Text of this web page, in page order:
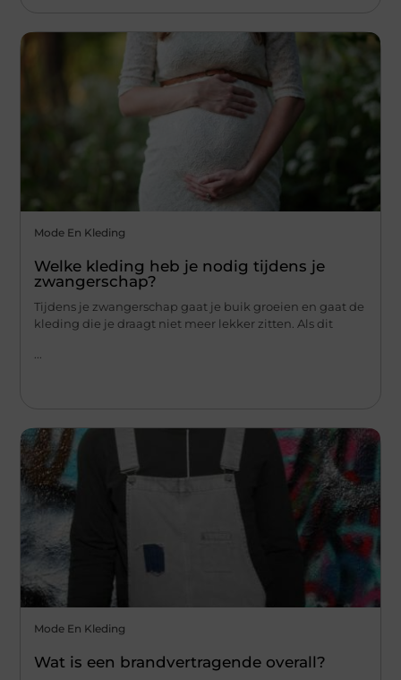
Mode En Kleding
Welke kleding heb je nodig tijdens je
zwangerschap?
Tijdens je zwangerschap gaat je buik groeien en gaat de
kleding die je draagt niet meer lekker zitten. Als dit
Mode En Kleding
Wat is een brandvertragende overall?